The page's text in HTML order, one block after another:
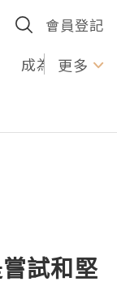
會員登記
成為U更多
試和堅